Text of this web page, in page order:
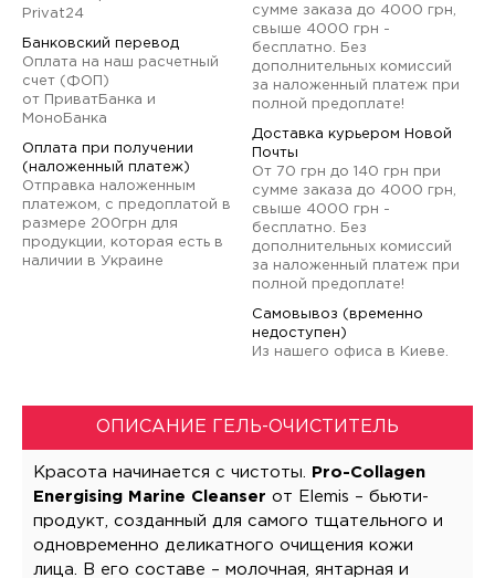
Privat24
Банковский перевод
Оплата на наш расчетный
счет (ФОП)
от ПриватБанка и
МоноБанка
Оплата при получении
(наложенный платеж)
Отправка наложенным
платежом, с предоплатой в
размере 200грн для
продукции, которая есть в
наличии в Украине
сумме заказа до 4000 грн,
свыше 4000 грн -
бесплатно. Без
дополнительных комиссий
за наложенный платеж при
полной предоплате!
Доставка курьером Новой
Почты
От 70 грн до 140 грн при
сумме заказа до 4000 грн,
свыше 4000 грн -
бесплатно. Без
дополнительных комиссий
за наложенный платеж при
полной предоплате!
Самовывоз (временно
недоступен)
Из нашего офиса в Киеве.
ОПИСАНИЕ ГЕЛЬ-ОЧИСТИТЕЛЬ
Красота начинается с чистоты.
Pro-Collagen
Energising Marine Cleanser от Elemis – бьюти-
продукт, созданный для самого тщательного и
одновременно деликатного очищения кожи
лица. В его составе – молочная, янтарная и